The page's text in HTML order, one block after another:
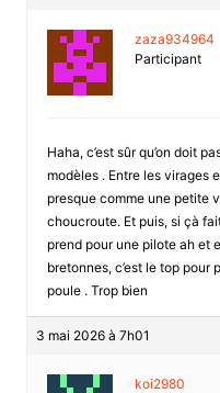
zaza934964
Participant
Haha, c’est sûr qu’on doit
modèles . Entre les virages
presque comme une petite
choucroute. Et puis, si çà
prend pour une pilote ah et
bretonnes, c’est le top pour
poule . Trop bien
3 mai 2026 à 7h01
koi2980